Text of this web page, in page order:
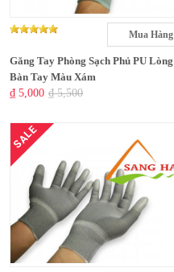
Mua Hàng
Găng Tay Phòng Sạch Phủ PU Lòng
Bàn Tay Màu Xám
₫ 5,000 ₫ 5,500
SALE